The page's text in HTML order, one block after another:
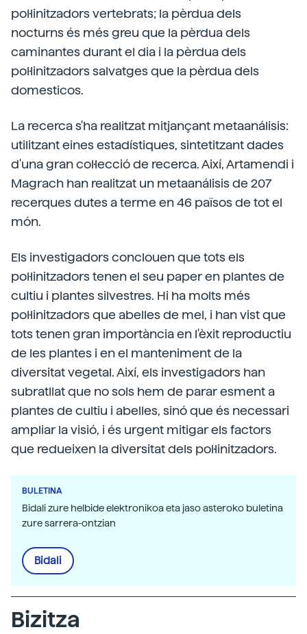
pol·linitzadors vertebrats; la pèrdua dels
nocturns és més greu que la pèrdua dels
caminantes durant el dia i la pèrdua dels
pol·linitzadors salvatges que la pèrdua dels
domesticos.
La recerca s'ha realitzat mitjançant metaanálisis:
utilitzant eines estadístiques, sintetitzant dades
d'una gran col·lecció de recerca. Així, Artamendi i
Magrach han realitzat un metaanálisis de 207
recerques dutes a terme en 46 països de tot el
món.
Els investigadors conclouen que tots els
pol·linitzadors tenen el seu paper en plantes de
cultiu i plantes silvestres. Hi ha molts més
pol·linitzadors que abelles de mel, i han vist que
tots tenen gran importància en l'èxit reproductiu
de les plantes i en el manteniment de la
diversitat vegetal. Així, els investigadors han
subratllat que no sols hem de parar esment a
plantes de cultiu i abelles, sinó que és necessari
ampliar la visió, i és urgent mitigar els factors
que redueixen la diversitat dels pol·linitzadors.
BULETINA
Bidali zure helbide elektronikoa eta jaso asteroko buletina
zure sarrera-ontzian
Bidali
Bizitza